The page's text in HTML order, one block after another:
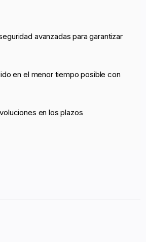
avanzadas para garantizar
en el menor tiempo posible con
en los plazos